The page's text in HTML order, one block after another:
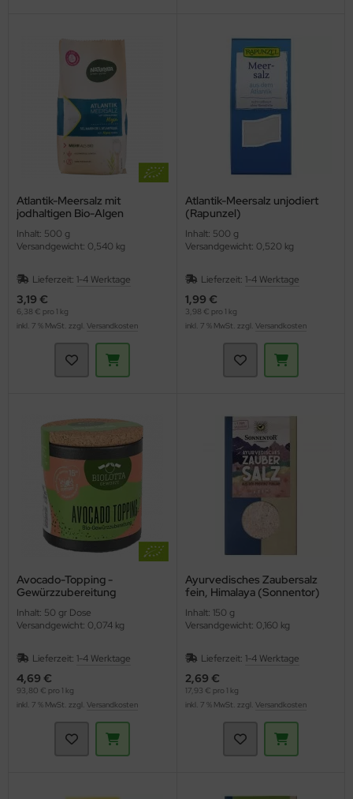
Atlantik-Meersalz mit
jodhaltigen Bio-Algen
Inhalt: 500 g
Versandgewicht: 0,540 kg
Lieferzeit: 1-4 Werktage
3,19 €
6,38 € pro 1 kg
inkl. 7 % MwSt. zzgl. Versandkosten
Atlantik-Meersalz unjodiert
(Rapunzel)
Inhalt: 500 g
Versandgewicht: 0,520 kg
Lieferzeit: 1-4 Werktage
1,99 €
3,98 € pro 1 kg
inkl. 7 % MwSt. zzgl. Versandkosten
Avocado-Topping -
Gewürzzubereitung
Inhalt: 50 gr Dose
Versandgewicht: 0,074 kg
Lieferzeit: 1-4 Werktage
4,69 €
93,80 € pro 1 kg
inkl. 7 % MwSt. zzgl. Versandkosten
Ayurvedisches Zaubersalz
fein, Himalaya (Sonnentor)
Inhalt: 150 g
Versandgewicht: 0,160 kg
Lieferzeit: 1-4 Werktage
2,69 €
17,93 € pro 1 kg
inkl. 7 % MwSt. zzgl. Versandkosten